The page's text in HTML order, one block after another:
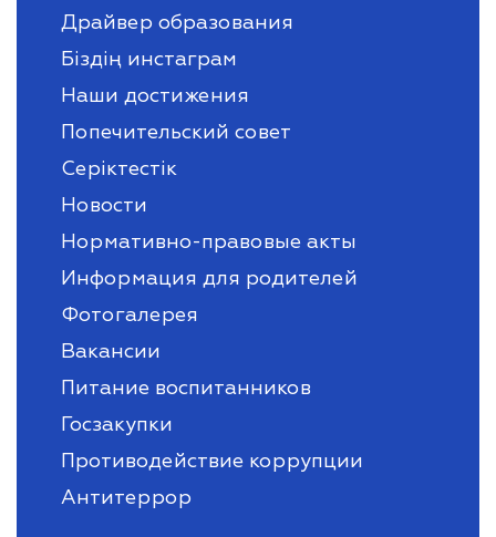
Драйвер образования
Біздің инстаграм
Наши достижения
Попечительский совет
Серіктестік
Новости
Нормативно-правовые акты
Информация для родителей
Фотогалерея
Вакансии
Питание воспитанников
Госзакупки
Противодействие коррупции
Антитеррор